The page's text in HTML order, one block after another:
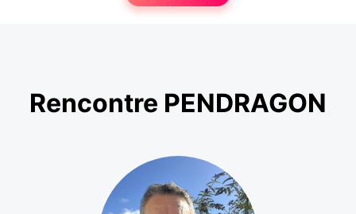
Rencontre PENDRAGON